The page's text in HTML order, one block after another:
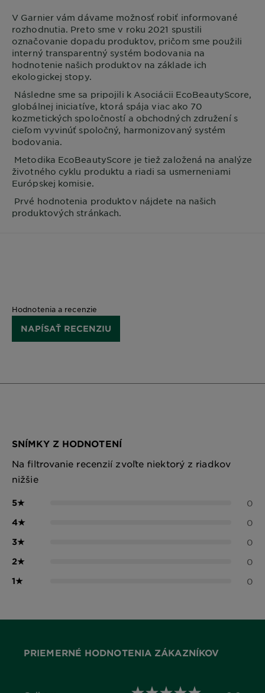
V Garniervám dávame možnosť robiť informované
rozhodnutia. Preto sme v roku 2021 spustili
označovanie dopadu produktov, pričom sme použili
interný transparentný systém bodovania na
hodnotenie našich produktov na základe ich
ekologickej stopy.
Následne sme sa pripojili k Asociácii EcoBeautyScore,
globálnej iniciatíve, ktorá spája viac ako 70
kozmetických spoločností a obchodných združení s
cieľom vyvinúť spoločný, harmonizovaný systém
bodovania.
Metodika EcoBeautyScore je tiež založená na analýze
životného cyklu produktu a riadi sa usmerneniami
Európskej komisie.
Prvé hodnotenia produktov nájdete na našich
produktových stránkach.
Hodnotenia a recenzie
NAPÍSAŤ RECENZIU
SNÍMKY Z HODNOTENÍ
Na filtrovanie recenzií zvoľte niektorý z riadkov
nižšie
5★ 0
4★ 0
3★ 0
2★ 0
1★ 0
PRIEMERNÉ HODNOTENIA ZÁKAZNÍKOV